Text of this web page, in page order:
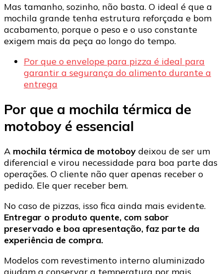
Mas tamanho, sozinho, não basta. O ideal é que a
mochila grande tenha estrutura reforçada e bom
acabamento, porque o peso e o uso constante
exigem mais da peça ao longo do tempo.
Por que o envelope para pizza é ideal para
garantir a segurança do alimento durante a
entrega
Por que a mochila térmica de
motoboy é essencial
A mochila térmica de motoboy deixou de ser um
diferencial e virou necessidade para boa parte das
operações. O cliente não quer apenas receber o
pedido. Ele quer receber bem.
No caso de pizzas, isso fica ainda mais evidente.
Entregar o produto quente, com sabor
preservado e boa apresentação, faz parte da
experiência de compra.
Modelos com revestimento interno aluminizado